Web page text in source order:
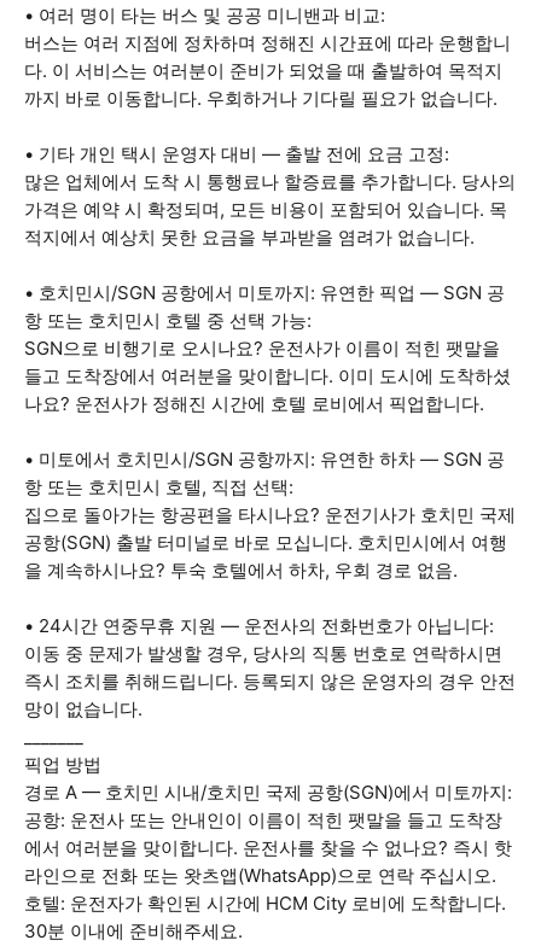
• 여러 명이 타는 버스 및 공공 미니밴과 비교:
버스는 여러 지점에 정차하며 정해진 시간표에 따라 운행합니
다. 이 서비스는 여러분이 준비가 되었을 때 출발하여 목적지
까지 바로 이동합니다. 우회하거나 기다릴 필요가 없습니다.
• 기타 개인 택시 운영자 대비 — 출발 전에 요금 고정:
많은 업체에서 도착 시 통행료나 할증료를 추가합니다. 당사의
가격은 예약 시 확정되며, 모든 비용이 포함되어 있습니다. 목
적지에서 예상치 못한 요금을 부과받을 염려가 없습니다.
• 호치민시/SGN 공항에서 미토까지: 유연한 픽업 — SGN 공
항 또는 호치민시 호텔 중 선택 가능:
SGN으로 비행기로 오시나요? 운전사가 이름이 적힌 팻말을
들고 도착장에서 여러분을 맞이합니다. 이미 도시에 도착하셨
나요? 운전사가 정해진 시간에 호텔 로비에서 픽업합니다.
• 미토에서 호치민시/SGN 공항까지: 유연한 하차 — SGN 공
항 또는 호치민시 호텔, 직접 선택:
집으로 돌아가는 항공편을 타시나요? 운전기사가 호치민 국제
공항(SGN) 출발 터미널로 바로 모십니다. 호치민시에서 여행
을 계속하시나요? 투숙 호텔에서 하차, 우회 경로 없음.
• 24시간 연중무휴 지원 — 운전사의 전화번호가 아닙니다:
이동 중 문제가 발생할 경우, 당사의 직통 번호로 연락하시면
즉시 조치를 취해드립니다. 등록되지 않은 운영자의 경우 안전
망이 없습니다.
픽업 방법
경로 A — 호치민 시내/호치민 국제 공항(SGN)에서 미토까지:
공항: 운전사 또는 안내인이 이름이 적힌 팻말을 들고 도착장
에서 여러분을 맞이합니다. 운전사를 찾을 수 없나요? 즉시 핫
라인으로 전화 또는 왓츠앱(WhatsApp)으로 연락 주십시오.
호텔: 운전자가 확인된 시간에 HCM City 로비에 도착합니다.
30분 이내에 준비해주세요.